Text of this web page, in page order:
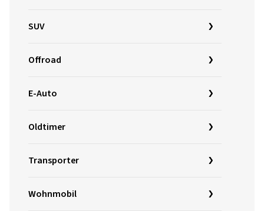
SUV
Offroad
E-Auto
Oldtimer
Transporter
Wohnmobil